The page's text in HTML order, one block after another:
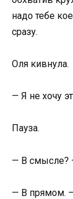
надо тебе
сразу.
Оля кивнула.
— Я не хочу
Пауза.
— В смысле?
— В прямом.